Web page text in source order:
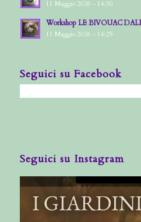
11 Maggio 2026 - 14:30
Workshop LE BIVOUAC
11 Maggio 2026 - 14:25
Seguici su Facebook
Seguici su Instagram